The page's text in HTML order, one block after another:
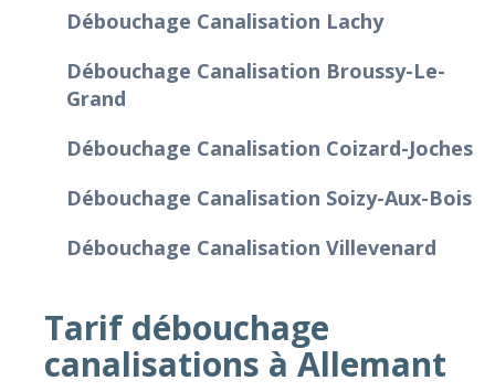
Débouchage Canalisation Lachy
Débouchage Canalisation Broussy-Le-
Grand
Débouchage Canalisation Coizard-Joches
Débouchage Canalisation Soizy-Aux-Bois
Débouchage Canalisation Villevenard
Tarif débouchage
canalisations à Allemant